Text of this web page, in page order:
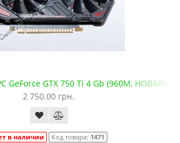
GeForce GTX 750 Ti 4 Gb (960M, НОВАЯ!)
2 750.00 грн.
в наличии Код товара: 1471